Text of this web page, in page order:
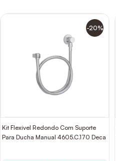
-20%
Kit Flexível Redondo Com Suporte
Para Ducha Manual 4605.C.170 Deca